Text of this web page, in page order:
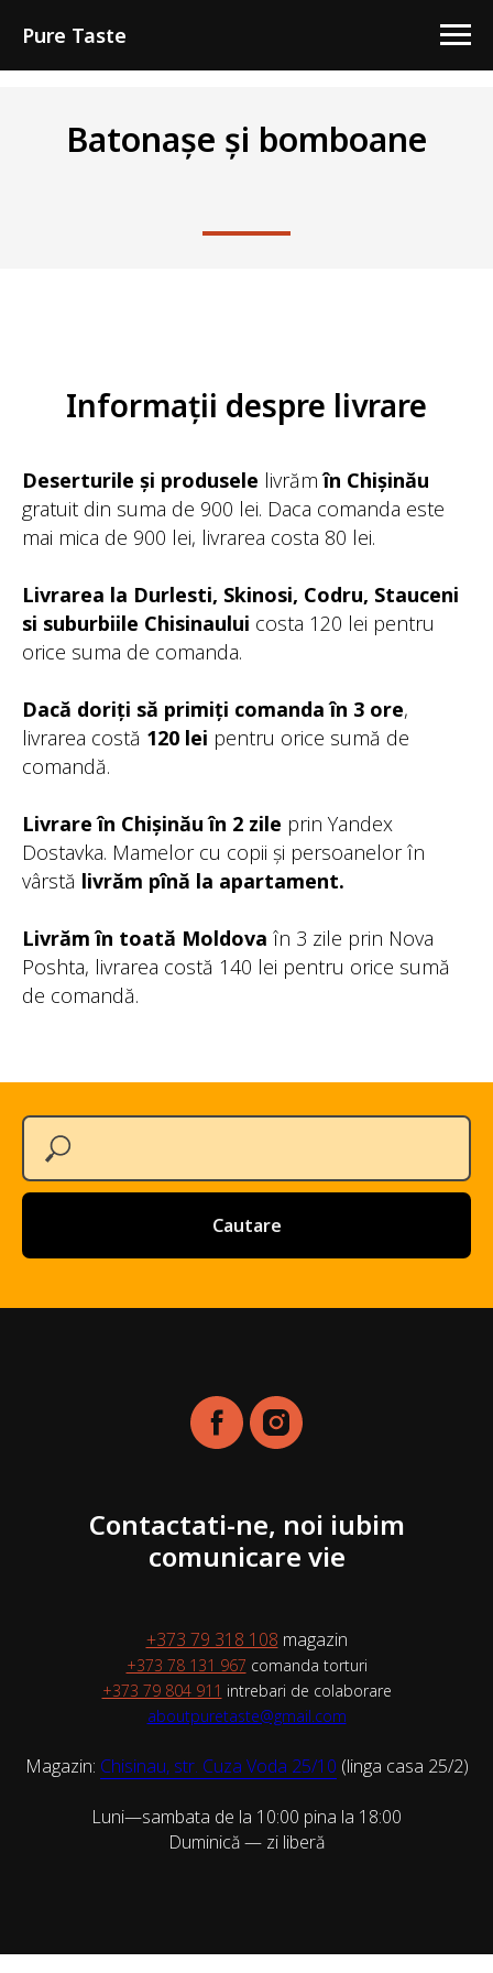
Pure Taste
Batonașe și bomboane
Informații despre livrare
Deserturile și produsele livrămîn Chișinău
gratuit din suma de 900 lei. Daca comanda este
mai mica de 900 lei, livrarea costa 80 lei.
Livrarea la Durlesti, Skinosi, Codru, Stauceni
si suburbiile Chisinaului costa 120 lei pentru
orice suma de comanda.
Dacă doriți să primiți comanda în 3 ore,
livrarea costă 120 lei pentru orice sumă de
comandă.
Livrare în Chișinău în 2 zile prin Yandex
Dostavka. Mamelor cu copii și persoanelor în
vârstă livrăm pînă la apartament.
Livrăm în toată Moldova în 3 zile prin Nova
Poshta, livrarea costă 140 lei pentru orice sumă
de comandă.
Cautare
Contactati-ne, noi iubim
comunicare vie
+373 79 318 108 magazin
+373 78 131 967 comanda torturi
+373 79 804 911 intrebari de colaborare
aboutpuretaste@gmail.com
Magazin: Chisinau, str. Cuza Voda 25/10 (linga casa 25/2)
Luni—sambata de la 10:00 pina la 18:00
Duminică — zi liberă